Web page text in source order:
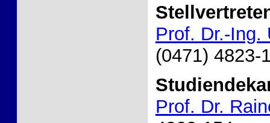
Prof. Dr.-Ing.
(0471) 4823-
Prof. Dr.